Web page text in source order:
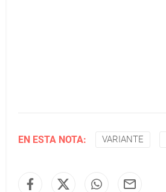
EN ESTA NOTA: VARIANTE